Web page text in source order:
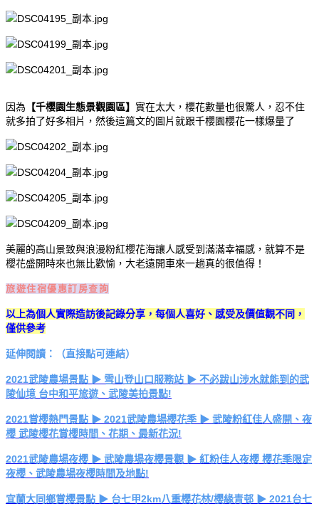
因為 【千櫻園生態景觀園區】 實在太大，櫻花數量也很驚人，忍不住
就多拍了好多相片，然後這篇文的圖片就跟千櫻園櫻花一樣爆量了
美麗的高山景致與浪漫粉紅櫻花海讓人感受到滿滿幸福感，就算不是
櫻花盛開時來也無比歡愉，大老遠開車來一趟真的很值得！
旅遊住宿優惠訂房查詢
以上為個人實際造訪後記錄分享，每個人喜好、感受及價值觀不同，
僅供參考
延伸閱讀：（直接點可連結）
2021武陵農場景點 ▶ 雪山登山口服務站 ▶ 不必跋山涉水就能到的武
陵仙境 台中和平旅遊、武陵美拍景點!
2021賞櫻熱門景點 ▶ 2021武陵農場櫻花季 ▶ 武陵粉紅佳人盛開、夜
櫻 武陵櫻花賞櫻時間、花期、最新花況!
2021武陵農場夜櫻 ▶ 武陵農場夜櫻景觀 ▶ 紅粉佳人夜櫻 櫻花季限定
夜櫻、武陵農場夜櫻時間及地點!
宜蘭大同鄉賞櫻景點 ▶ 台七甲2km八重櫻花林/櫻緣青邨 ▶ 2021台七